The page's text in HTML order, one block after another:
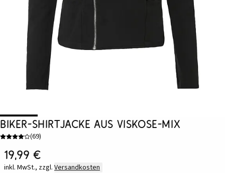
Biker-Shirtjacke aus Viskose-Mix
(69)
19,99 €
inkl. MwSt., zzgl. Versandkosten